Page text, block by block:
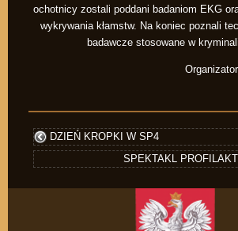
ochotnicy zostali poddani badaniom EKG
wykrywania kłamstw. Na koniec poznali
badawcze stosowane w
DZIEŃ KROPKI W SP4
SPEKTAKL